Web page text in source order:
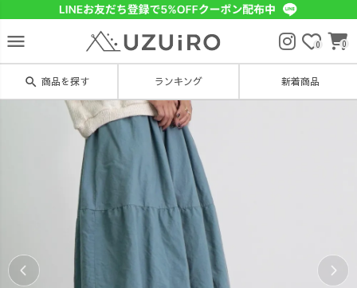
menu 0 0
search 商品を探す ランキング 新着商品